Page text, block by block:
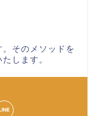
そのメソッドを
します。